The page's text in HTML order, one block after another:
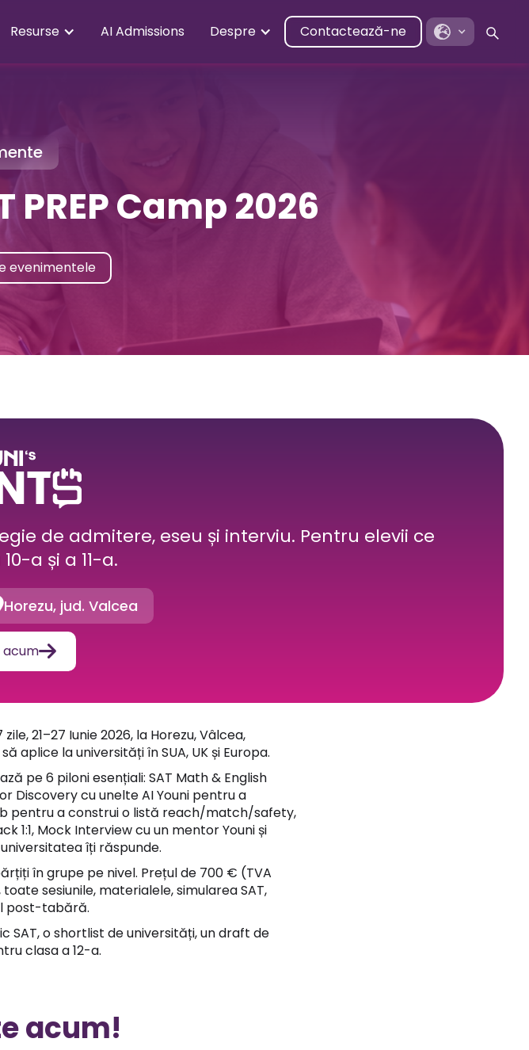
Resurse AI Admissions Despre Contactează-ne
Camp 2026
evenimentele
de admitere, eseu și interviu. Pentru elevii ce
a și a 11-a.
Horezu, jud. Valcea

21–27 Iunie 2026, la Horezu, Vâlcea,
aplice la universități în SUA, UK și Europa.
pe 6 piloni esențiali: SAT Math & English
Discovery cu unelte AI Youni pentru a
pentru a construi o listă reach/match/safety,
1:1, Mock Interview cu un mentor Youni și
îți răspunde.
în grupe pe nivel. Prețul de 700 € (TVA
sesiunile, materialele, simularea SAT,
post-tabără.
SAT, o shortlist de universități, un draft de
clasa a 12-a.
acum!